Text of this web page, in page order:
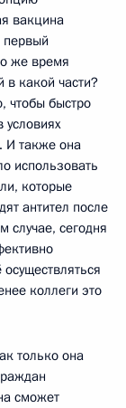
вакцина
первый
же время
в какой части?
чтобы быстро
условиях
И также она
использовать
которые
антител после
случае, сегодня
коллеги это
только она
сможет